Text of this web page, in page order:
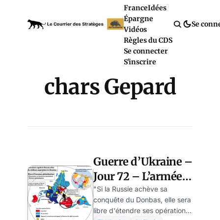
FranceIdées
Épargne
Vidéos
Règles du CDS
Se connecter
S'inscrire
Se
chars Gepard
Guerre d’Ukraine –
Jour 72 – L’armée
ukrainienne est la
cible d’un feu
"Si la Russie achève sa
conquête du Donbas, elle sera
libre d'étendre ses opérations